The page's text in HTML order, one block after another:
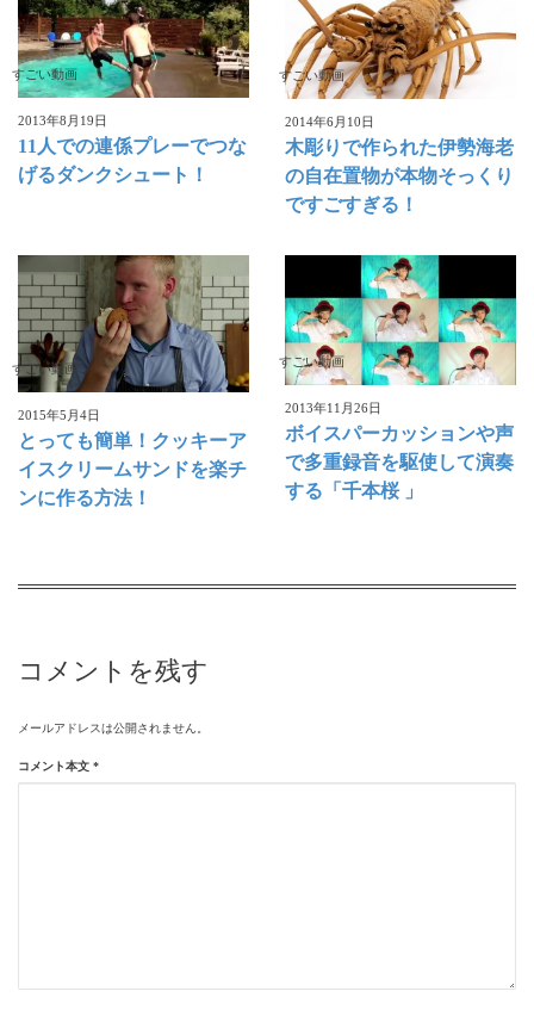
すごい動画
2013年8月19日
11人での連係プレーでつな
げるダンクシュート！
すごい動画
2014年6月10日
木彫りで作られた伊勢海老
の自在置物が本物そっくり
ですごすぎる！
すごい動画
2015年5月4日
とっても簡単！クッキーア
イスクリームサンドを楽チ
ンに作る方法！
すごい動画
2013年11月26日
ボイスパーカッションや声
で多重録音を駆使して演奏
する「千本桜 」
コメントを残す
メールアドレスは公開されません。
コメント本文 *